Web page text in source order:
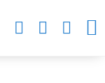
   